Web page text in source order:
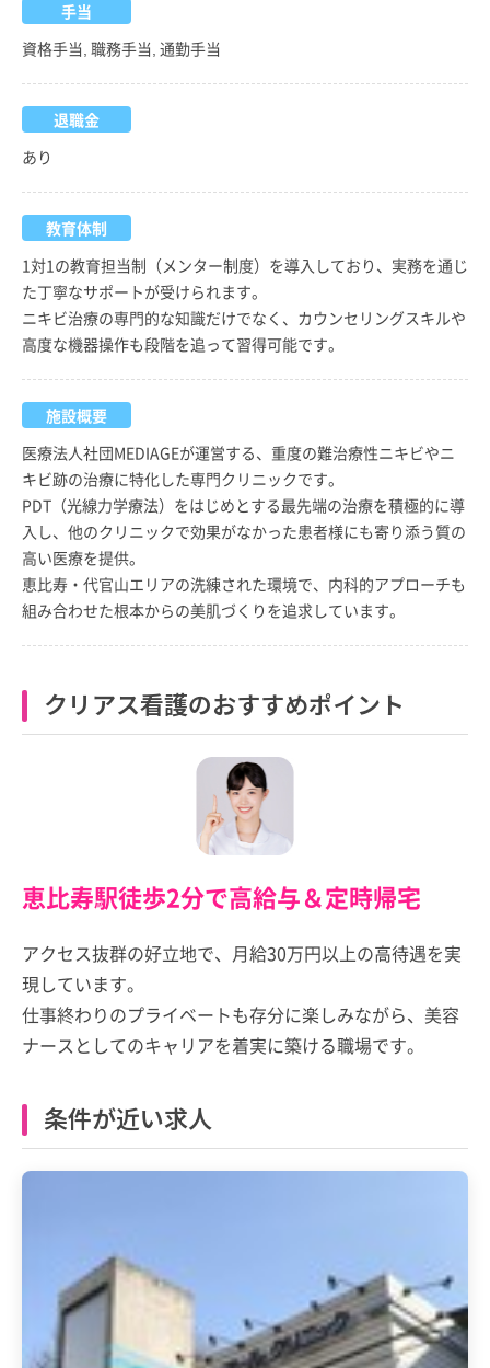
手当
資格手当, 職務手当, 通勤手当
退職金
あり
教育体制
1対1の教育担当制（メンター制度）を導入しており、実務を通じ
た丁寧なサポートが受けられます。
ニキビ治療の専門的な知識だけでなく、カウンセリングスキルや
高度な機器操作も段階を追って習得可能です。
施設概要
医療法人社団MEDIAGEが運営する、重度の難治療性ニキビやニ
キビ跡の治療に特化した専門クリニックです。
PDT（光線力学療法）をはじめとする最先端の治療を積極的に導
入し、他のクリニックで効果がなかった患者様にも寄り添う質の
高い医療を提供。
恵比寿・代官山エリアの洗練された環境で、内科的アプローチも
組み合わせた根本からの美肌づくりを追求しています。
クリアス看護のおすすめポイント
恵比寿駅徒歩2分で高給与＆定時帰宅
アクセス抜群の好立地で、月給30万円以上の高待遇を実
現しています。
仕事終わりのプライベートも存分に楽しみながら、美容
ナースとしてのキャリアを着実に築ける職場です。
条件が近い求人